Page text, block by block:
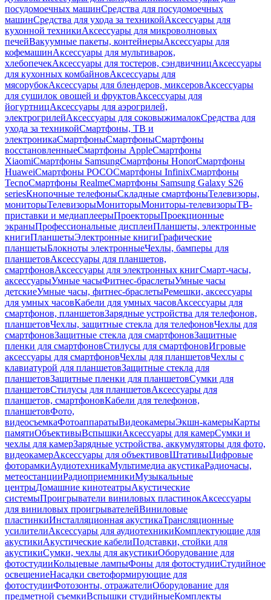
посудомоечных машинСредства для посудомоечных
машинСредства для ухода за техникойАксессуары для
кухонной техникиАксессуары для микроволновых
печейВакуумные пакеты, контейнерыАксессуары для
кофемашинАксессуары для мультиварок,
хлебопечекАксессуары для тостеров, сэндвичницАксессуары
для кухонных комбайновАксессуары для
мясорубокАксессуары для блендеров, миксеровАксессуары
для сушилок овощей и фруктовАксессуары для
йогуртницАксессуары для аэрогрилей,
электрогрилейАксессуары для соковыжималокСредства для
ухода за техникойСмартфоны, ТВ и
электроникаСмартфоныСмартфоныСмартфоны
восстановленныеСмартфоны AppleСмартфоны
XiaomiСмартфоны SamsungСмартфоны HonorСмартфоны
HuaweiСмартфоны POCOСмартфоны InfinixСмартфоны
TecnoСмартфоны RealmeСмартфоны Samsung Galaxy S26
seriesКнопочные телефоныСкладные смартфоныТелевизоры,
мониторыТелевизорыМониторыМониторы-телевизорыТВ-
приставки и медиаплеерыПроекторыПроекционные
экраныПрофессиональные дисплеиПланшеты, электронные
книгиПланшетыЭлектронные книгиГрафические
планшетыБлокноты электронныеЧехлы, бамперы для
планшетовАксессуары для планшетов,
смартфоновАксессуары для электронных книгСмарт-часы,
аксессуарыУмные часыФитнес-браслетыУмные часы
детскиеУмные часы, фитнес-браслетыРемешки, аксессуары
для умных часовКабели для умных часовАксессуары для
смартфонов, планшетовЗарядные устройства для телефонов,
планшетовЧехлы, защитные стекла для телефоновЧехлы для
смартфоновЗащитные стекла для смартфоновЗащитные
пленки для смартфоновСтилусы для смартфоновИгровые
аксессуары для смартфоновЧехлы для планшетовЧехлы с
клавиатурой для планшетовЗащитные стекла для
планшетовЗащитные пленки для планшетовСумки для
планшетовСтилусы для планшетовАксессуары для
планшетов, смартфоновКабели для телефонов,
планшетовФото,
видеосъемкаФотоаппаратыВидеокамерыЭкшн-камерыКарты
памятиОбъективыВспышкиАксессуары для камерСумки и
чехлы для камерЗарядные устройства, аккумуляторы для фото,
видеокамерАксессуары для объективовШтативыЦифровые
фоторамкиАудиотехникаМультимедиа акустикаРадиочасы,
метеостанцииРадиоприемникиМузыкальные
центрыДомашние кинотеатрыАкустические
системыПроигрыватели виниловых пластинокАксессуары
для виниловых проигрывателейВиниловые
пластинкиИнсталляционная акустикаТрансляционные
усилителиАксессуары для аудиотехникиКомплектующие для
акустикиАкустические кабелиПодставки, стойки для
акустикиСумки, чехлы для акустикиОборудование для
фотостудииКольцевые лампыФоны для фотостудииСтудийное
освещениеНасадки светоформирующие для
фотостудииФотозонты, отражателиОборудование для
предметной съемкиВспышки студийныеКомплекты